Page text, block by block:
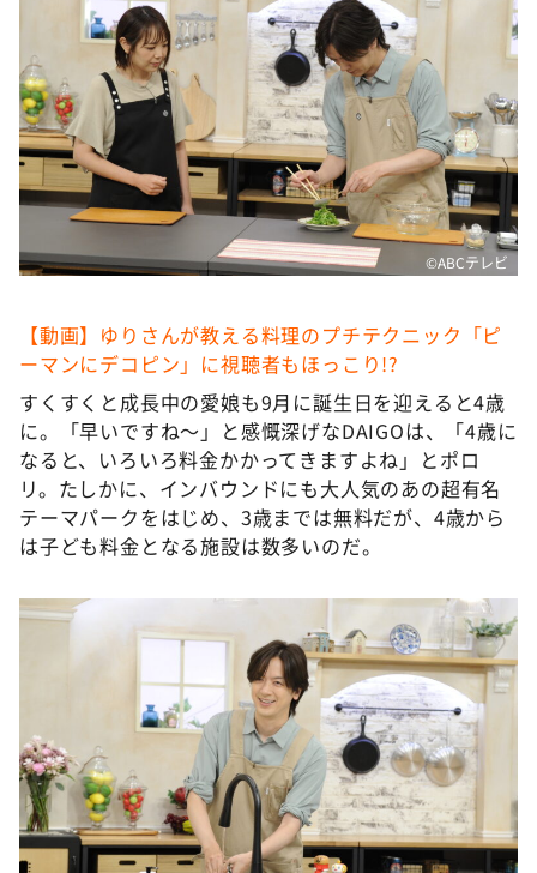
©️ABCテレビ
【動画】ゆりさんが教える料理のプチテクニック「ピ
ーマンにデコピン」に視聴者もほっこり!?
すくすくと成長中の愛娘も9月に誕生日を迎えると4歳
に。「早いですね〜」と感慨深げなDAIGOは、「4歳に
なると、いろいろ料金かかってきますよね」とポロ
リ。たしかに、インバウンドにも大人気のあの超有名
テーマパークをはじめ、3歳までは無料だが、4歳から
は子ども料金となる施設は数多いのだ。